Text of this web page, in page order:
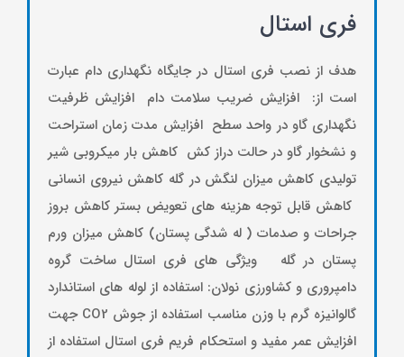
فری استال
هدف از نصب فري استال در جايگاه نگهداري دام عبارت
است از: افزايش ضريب سلامت دام افزايش ظرفيت
نگهداري گاو در واحد سطح افزايش مدت زمان استراحت
و نشخوار گاو در حالت دراز كش كاهش بار ميكروبي شير
توليدي كاهش ميزان لنگش در گله كاهش نيروي انساني
كاهش قابل توجه هزينه هاي تعويض بستر كاهش بروز
جراحات و صدمات ( له شدگي پستان) كاهش ميزان ورم
پستان در گله ويژگي هاي فري استال ساخت گروه
دامپروري و كشاورزي نولان: استفاده از لوله هاي استاندارد
گالوانيزه گرم با وزن مناسب استفاده از جوش CO2 جهت
افزايش عمر مفيد و استحكام فريم فري استال استفاده از